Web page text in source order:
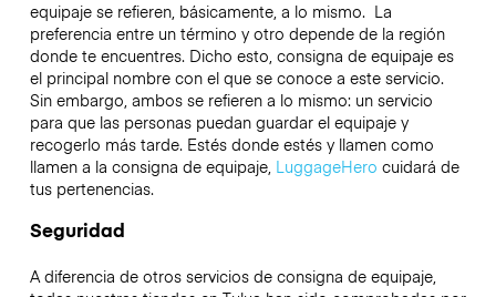
equipaje se refieren, básicamente, a lo mismo. La
preferencia entre un término y otro depende de la región
donde te encuentres. Dicho esto, consigna de equipaje es
el principal nombre con el que se conoce a este servicio.
Sin embargo, ambos se refieren a lo mismo: un servicio
para que las personas puedan guardar el equipaje y
recogerlo más tarde. Estés donde estés y llamen como
llamen a la consigna de equipaje,LuggageHero cuidará de
tus pertenencias.
Seguridad
A diferencia de otros servicios de consigna de equipaje,